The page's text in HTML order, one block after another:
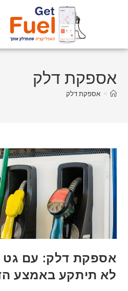
אספקת דלק
> אספקת דלק
אספקת דלק: עם גט
לא תיתקע באמצע